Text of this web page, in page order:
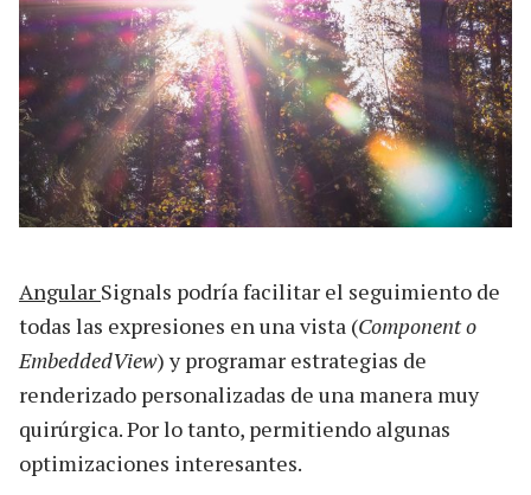
Angular Signals podría facilitar el seguimiento de
todas las expresiones en una vista (Component o
EmbeddedView) y programar estrategias de
renderizado personalizadas de una manera muy
quirúrgica. Por lo tanto, permitiendo algunas
optimizaciones interesantes.